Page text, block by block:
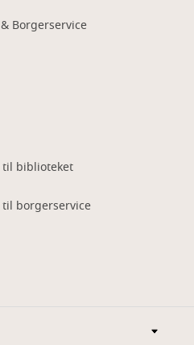
Borgerservice
til biblioteket
borgerservice